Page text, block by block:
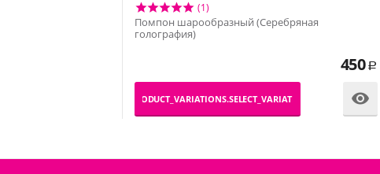
(1)
Помпон шарообразный (Серебряная
голография)
450 Р
_PRODUCT_VARIATIONS.SELECT_VARIATION 